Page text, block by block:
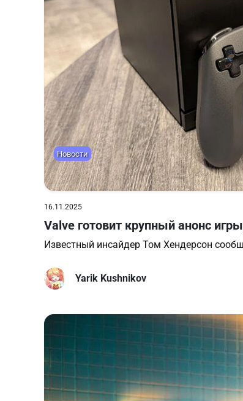
Новости
16.11.2025
Valve готовит крупный анонс
Известный инсайдер Том Хендерсон
Yarik Kushnikov